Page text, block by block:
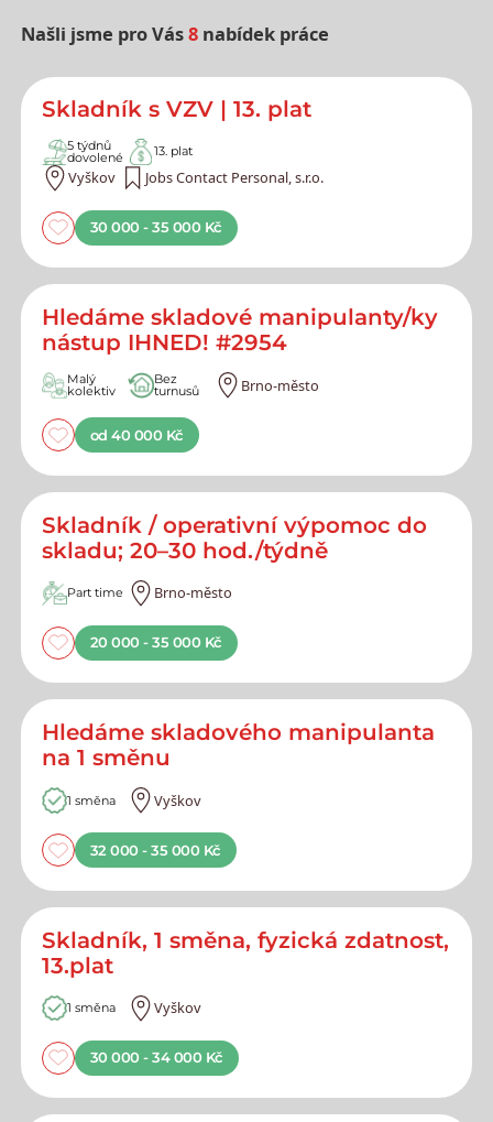
Našli jsme pro Vás8 nabídek práce
Nejnovější nabídky práce
Skladník s VZV | 13. plat
5 týdnů
dovolené 13. plat
Vyškov Jobs Contact Personal, s.r.o.
30 000 - 35 000 Kč
Hledáme skladové manipulanty/ky
nástup IHNED! #2954
Malý
kolektiv
Bez
turnusů Brno-město
od 40 000 Kč
Skladník / operativní výpomoc do
skladu; 20–30 hod./týdně
Part time Brno-město
20 000 - 35 000 Kč
Hledáme skladového manipulanta
na 1 směnu
1 směna Vyškov
32 000 - 35 000 Kč
Skladník, 1 směna, fyzická zdatnost,
13.plat
1 směna Vyškov
30 000 - 34 000 Kč